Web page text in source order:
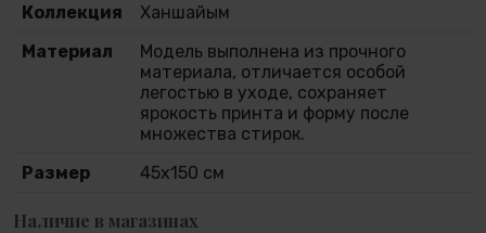
Коллекция
Ханшайым
Материал
Модель выполнена из прочного
материала, отличается особой
легостью в уходе, сохраняет
ярокость принта и форму после
множества стирок.
Размер
45х150 см
Наличие в магазинах